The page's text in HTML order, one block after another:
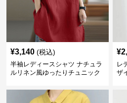
¥3,140 (税込)
半袖レディースシャツ ナチュラ
ルリネン風ゆったりチュニック
¥
レ
ザ